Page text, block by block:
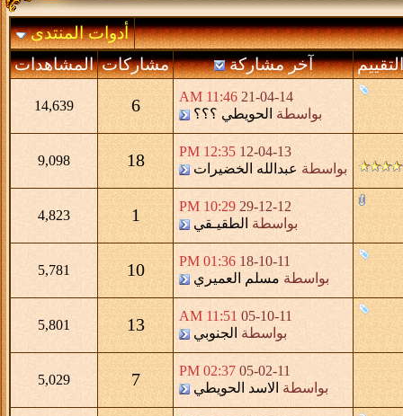
أدوات المنتدى
التقييم
آخر مشاركة مشاركات المشاهدات
21-04-14
11:46 AM
بواسطة الحويطي ؟؟؟ 6
14,639
12-04-13
12:35 PM
بواسطة عبدالله الخضيرات 18
9,098
29-12-12
10:29 PM
بواسطة الطقيـقي 1
4,823
18-10-11
01:36 PM
بواسطة مسلم العميري 10
5,781
05-10-11
11:51 AM
بواسطة الجنوبي 13
5,801
05-02-11
02:37 PM
بواسطة الاسد الحويطي 7
5,029